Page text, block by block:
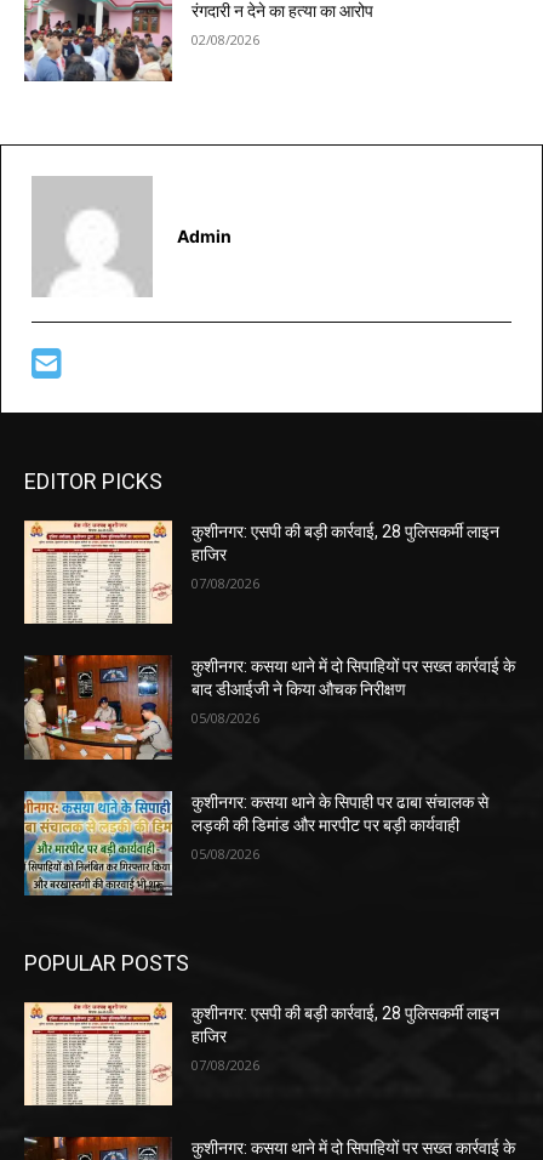
रंगदारी न देने का हत्या का आरोप
02/08/2026
Admin
EDITOR PICKS
कुशीनगर: एसपी की बड़ी कार्रवाई, 28 पुलिसकर्मी लाइन
हाजिर
07/08/2026
कुशीनगर: कसया थाने में दो सिपाहियों पर सख्त कार्रवाई के
बाद डीआईजी ने किया औचक निरीक्षण
05/08/2026
कुशीनगर: कसया थाने के सिपाही पर ढाबा संचालक से
लड़की की डिमांड और मारपीट पर बड़ी कार्यवाही
05/08/2026
POPULAR POSTS
कुशीनगर: एसपी की बड़ी कार्रवाई, 28 पुलिसकर्मी लाइन
हाजिर
07/08/2026
कुशीनगर: कसया थाने में दो सिपाहियों पर सख्त कार्रवाई के